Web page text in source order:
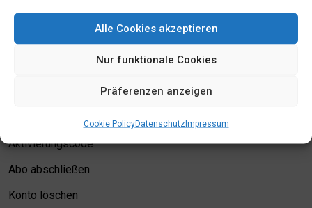
Alle Cookies akzeptieren
Nur funktionale Cookies
Präferenzen anzeigen
Cookie PolicyDatenschutzImpressum
Login
Bewertungskriterien
Aktivierungscode
Abo abschließen
Konto löschen